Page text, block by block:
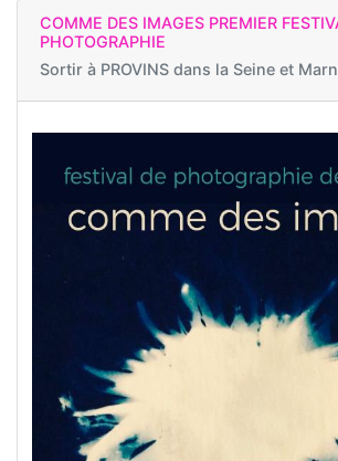
COMME DES IMAGES PREMIER
PHOTOGRAPHIE
Sortir à PROVINS dans la Seine et